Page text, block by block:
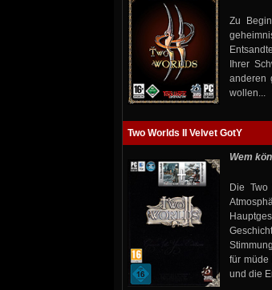
Zu
Ihrer
anderen
wollen...
Two Worlds II Velvet GotY
Wem
Die
für müde
und die